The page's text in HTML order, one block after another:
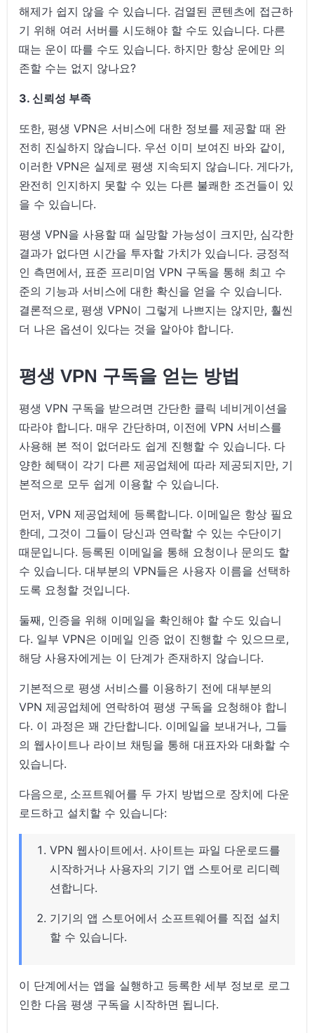
해제가 쉽지 않을 수 있습니다. 검열된 콘텐츠에 접근하
기 위해 여러 서버를 시도해야 할 수도 있습니다. 다른
때는 운이 따를 수도 있습니다. 하지만 항상 운에만 의
존할 수는 없지 않나요?
3. 신뢰성 부족
또한, 평생 VPN은 서비스에 대한 정보를 제공할 때 완
전히 진실하지 않습니다. 우선 이미 보여진 바와 같이,
이러한 VPN은 실제로 평생 지속되지 않습니다. 게다가,
완전히 인지하지 못할 수 있는 다른 불쾌한 조건들이 있
을 수 있습니다.
평생 VPN을 사용할 때 실망할 가능성이 크지만, 심각한
결과가 없다면 시간을 투자할 가치가 있습니다. 긍정적
인 측면에서, 표준 프리미엄 VPN 구독을 통해 최고 수
준의 기능과 서비스에 대한 확신을 얻을 수 있습니다.
결론적으로, 평생 VPN이 그렇게 나쁘지는 않지만, 훨씬
더 나은 옵션이 있다는 것을 알아야 합니다.
평생 VPN 구독을 얻는 방법
평생 VPN 구독을 받으려면 간단한 클릭 네비게이션을
따라야 합니다. 매우 간단하며, 이전에 VPN 서비스를
사용해 본 적이 없더라도 쉽게 진행할 수 있습니다. 다
양한 혜택이 각기 다른 제공업체에 따라 제공되지만, 기
본적으로 모두 쉽게 이용할 수 있습니다.
먼저, VPN 제공업체에 등록합니다. 이메일은 항상 필요
한데, 그것이 그들이 당신과 연락할 수 있는 수단이기
때문입니다. 등록된 이메일을 통해 요청이나 문의도 할
수 있습니다. 대부분의 VPN들은 사용자 이름을 선택하
도록 요청할 것입니다.
둘째, 인증을 위해 이메일을 확인해야 할 수도 있습니
다. 일부 VPN은 이메일 인증 없이 진행할 수 있으므로,
해당 사용자에게는 이 단계가 존재하지 않습니다.
기본적으로 평생 서비스를 이용하기 전에 대부분의
VPN 제공업체에 연락하여 평생 구독을 요청해야 합니
다. 이 과정은 꽤 간단합니다. 이메일을 보내거나, 그들
의 웹사이트나 라이브 채팅을 통해 대표자와 대화할 수
있습니다.
다음으로, 소프트웨어를 두 가지 방법으로 장치에 다운
로드하고 설치할 수 있습니다:
VPN 웹사이트에서. 사이트는 파일 다운로드를
시작하거나 사용자의 기기 앱 스토어로 리디렉
션합니다.
기기의 앱 스토어에서 소프트웨어를 직접 설치
할 수 있습니다.
이 단계에서는 앱을 실행하고 등록한 세부 정보로 로그
인한 다음 평생 구독을 시작하면 됩니다.